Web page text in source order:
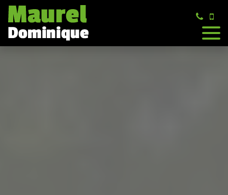
Panneau de gestion des cookies